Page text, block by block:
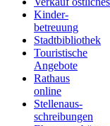
Kinder-
betreuung
Stadtbibliothek
Touristische
Angebote
Rathaus
online
Stellenaus-
schreibungen